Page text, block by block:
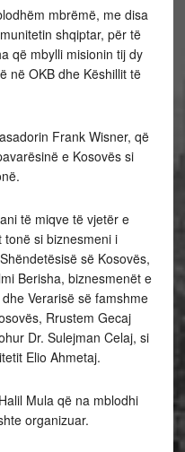
mbrëmë, me disa
shqiptar, për të
që mbylli misionin tij dy
në OKB dhe Këshillit të
Frank Wisner, që
e Kosovës si
të miqve të vjetër e
si biznesmeni i
së Kosovës,
Berisha, biznesmenët e
Verarisë së famshme
Rrustem Gecaj
Dr. Sulejman Celaj, si
Elio Ahmetaj.
Mula që na mblodhi
organizuar.